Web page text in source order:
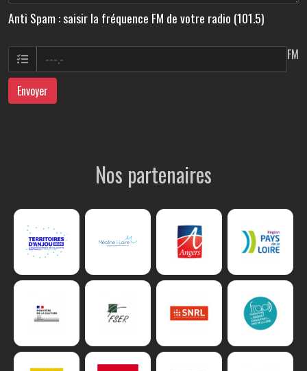
Anti Spam : saisir la fréquence FM de votre radio (101.5)
FM
Envoyer
Nos partenaires